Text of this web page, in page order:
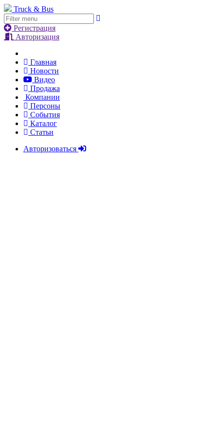
Truck & Bus
Регистрация
Авторизация
Главная
Новости
Видео
Продажа
Компании
Персоны
События
Каталог
Статьи
Авторизоваться